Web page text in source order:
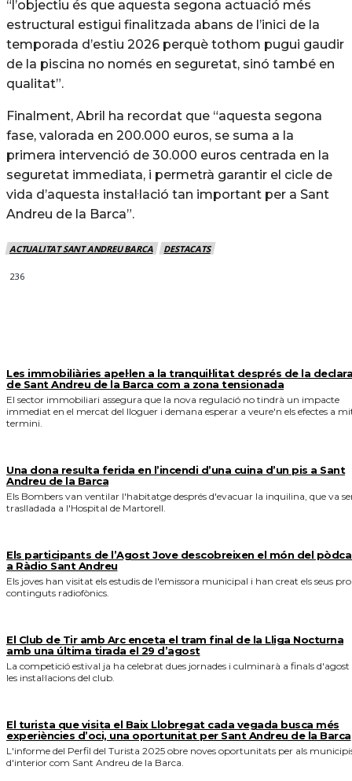
“l’objectiu és que aquesta segona actuació més
estructural estigui finalitzada abans de l’inici de la
temporada d’estiu 2026 perquè tothom pugui gaudir
de la piscina no només en seguretat, sinó també en
qualitat”.
Finalment, Abril ha recordat que “aquesta segona
fase, valorada en 200.000 euros, se suma a la
primera intervenció de 30.000 euros centrada en la
seguretat immediata, i permetrà garantir el cicle de
vida d’aquesta instal·lació tan important per a Sant
Andreu de la Barca”.
ACTUALITAT SANT ANDREU BARCA DESTACATS
236
Les immobiliàries apel·len a la tranquil·litat després de la
de Sant Andreu de la Barca com a zona tensionada
El sector immobiliari assegura que la nova regulació no tindrà un impacte
immediat en el mercat del lloguer i demana esperar a veure'n els efectes a
termini.
Una dona resulta ferida en l’incendi d’una cuina d’un pis a Sant
Andreu de la Barca
Els Bombers van ventilar l'habitatge després d'evacuar la inquilina, que va
traslladada a l'Hospital de Martorell.
Els participants de l’Agost Jove descobreixen el món del
a Ràdio Sant Andreu
Els joves han visitat els estudis de l'emissora municipal i han creat els seus
continguts radiofònics.
El Club de Tir amb Arc enceta el tram final de la Lliga Nocturna
amb una última tirada el 29 d’agost
La competició estival ja ha celebrat dues jornades i culminarà a finals d'agost
les instal·lacions del club.
El turista que visita el Baix Llobregat cada vegada busca més
experiències d’oci, una oportunitat per Sant Andreu de la Barca
L'informe del Perfil del Turista 2025 obre noves oportunitats per als
d'interior com Sant Andreu de la Barca.